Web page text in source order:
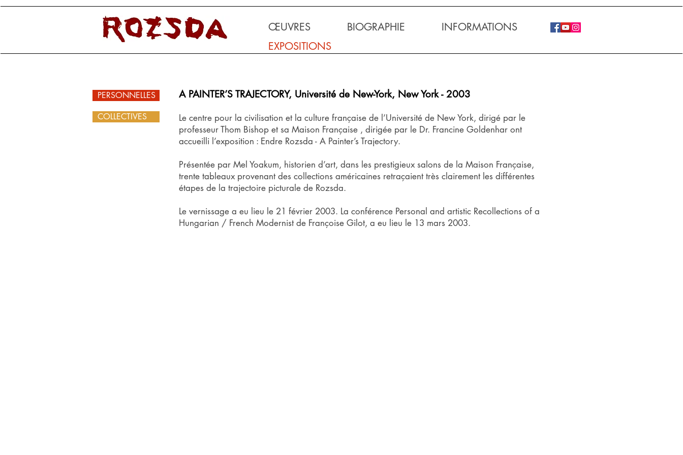
ŒUVRES BIOGRAPHIE
INFORMATIONS
EXPOSITIONS
PERSONNELLES
COLLECTIVES
A PAINTER’S TRAJECTORY, Université de New-York, New York - 2003
Le centre pour la civilisation et la culture française de l’Université de New York, dirigé par le
professeur Thom Bishop et sa Maison Française , dirigée par le Dr. Francine Goldenhar ont
accueilli l’exposition : Endre Rozsda - A Painter’s Trajectory.
Présentée par Mel Yoakum, historien d’art, dans les prestigieux salons de la Maison Française,
trente tableaux provenant des collections américaines retraçaient très clairement les différentes
étapes de la trajectoire picturale de Rozsda.
Le vernissage a eu lieu le 21 février 2003. ​La conférence Personal and artistic Recollections of a
Hungarian / French Modernist de Françoise Gilot, a eu lieu le 13 mars 2003.